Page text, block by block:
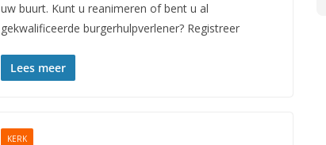
uw buurt. Kunt u reanimeren of bent u al
gekwalificeerde burgerhulpverlener? Registreer
Lees meer
KERK